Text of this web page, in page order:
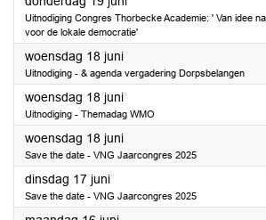
Uitnodiging Congres Thorbecke Academie: ' Van idee
voor de lokale democratie'
woensdag 18 juni2025
Uitnodiging - & agenda vergadering Dorpsbelangen
woensdag 18 juni2025
Uitnodiging - Themadag WMO
woensdag 18 juni2025
Save the date - VNG Jaarcongres 2025
dinsdag 17 juni2025
Save the date - VNG Jaarcongres 2025